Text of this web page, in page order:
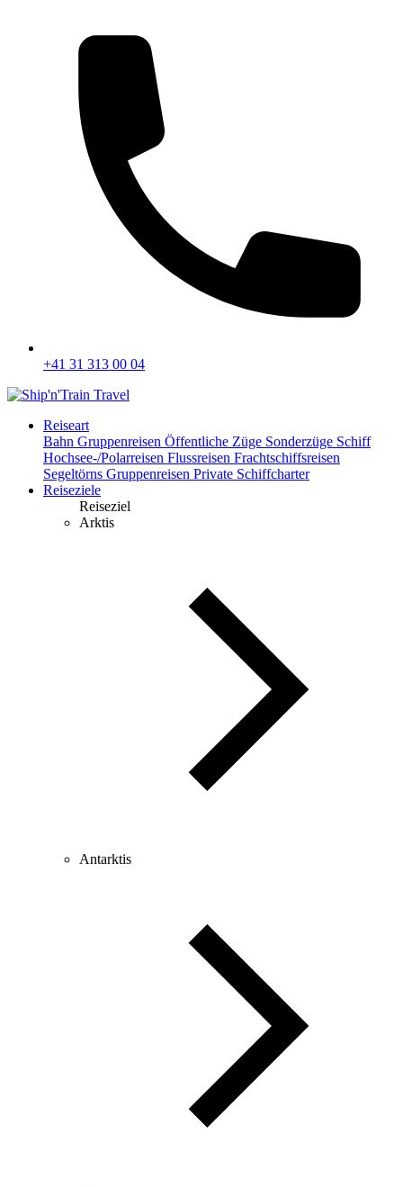
+41 31 313 00 04
Reiseart
Bahn Gruppenreisen Öffentliche Züge Sonderzüge Schiff
Hochsee-/Polarreisen Flussreisen Frachtschiffsreisen
Segeltörns Gruppenreisen Private Schiffcharter
Reiseziele
Reiseziel
Arktis
Antarktis